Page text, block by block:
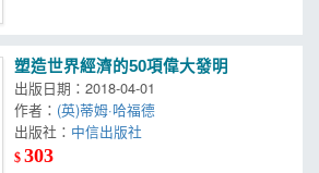
塑造世界經濟的50項偉大發明
出版日期：2018-04-01
作者： (英)蒂姆·哈福德
出版社： 中信出版社
$303